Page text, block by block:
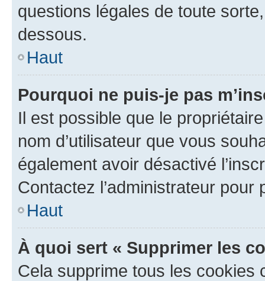
questions légales de toute
dessous.
Haut
Pourquoi ne puis-je pas
Il est possible que le
nom d’utilisateur que vous
également avoir désactivé
Contactez l’administrateur
Haut
À quoi sert « Supprimer les
Cela supprime tous les cookies